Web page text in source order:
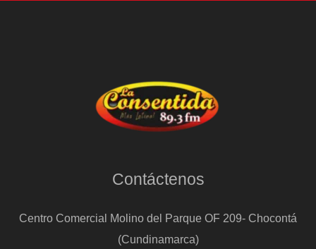
Contáctenos
Centro Comercial Molino del Parque OF 209- Chocontá
(Cundinamarca)